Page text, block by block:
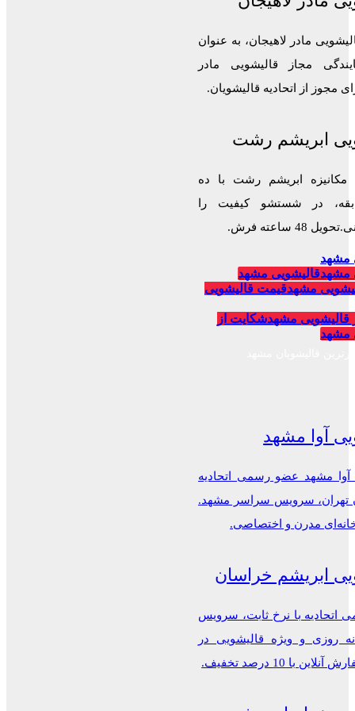
مادر لاهیجان، به عنوان
مجاز قالیشویی مادر
مجوز از اتحادیه قالیشویان.
ابریشم رشت
مکانیزه ابریشم رشت با ده
در شستشو کیفیت را
48 ساعته فرش.
مشهد
مشهدقالیشویی مشهد
مشهدقیمت قالیشویی
قالیشویی مشهدشکایت از
مشهد
آوا مشهد
آوا مشهد عضو رسمی اتحادیه
تهران، سرویس سراسر مشهد.
مدرن و اختصاصی.
ابریشم خراسان
اتحادیه با نرخ ثابت، سرویس
روزی و ویژه قالیشویی در
با 10 درصد تخفیف.